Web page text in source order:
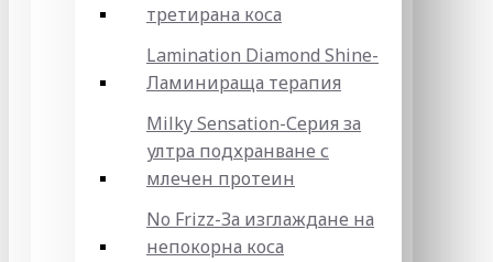
третирана коса
Lamination Diamond Shine-
Ламинираща терапия
Milky Sensation-Серия за
ултра подхранване с
млечен протеин
No Frizz-За изглаждане на
непокорна коса